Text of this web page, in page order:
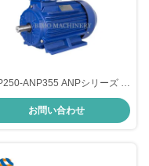
ANP355 ANPシリーズ ゴ
モーター 380V 三相モーター
75KW-160KW
お問い合わせ